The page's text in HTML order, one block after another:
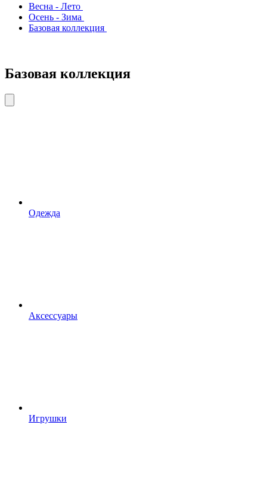
Весна - Лето
Осень - Зима
Базовая коллекция
Базовая коллекция
Одежда
Аксессуары
Игрушки